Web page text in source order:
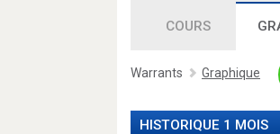
COURS
Warrants Graphique
HISTORIQUE 1 MOIS